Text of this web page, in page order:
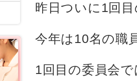
昨日ついに1回
今年は10名の職
1回目の委員会